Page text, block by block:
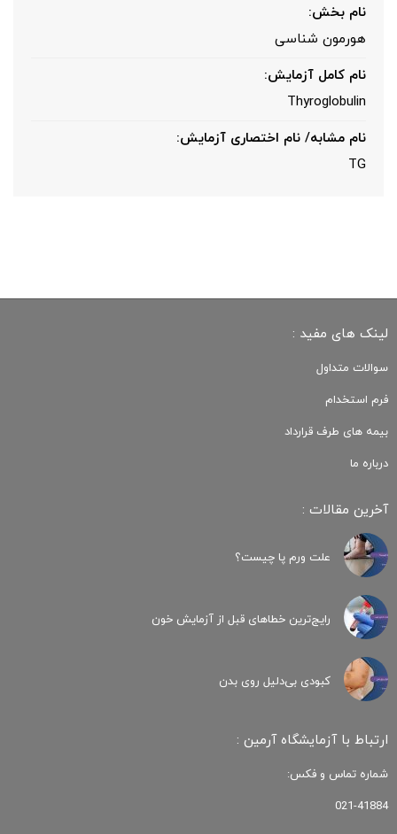
نام بخش:
هورمون‌ شناسی
نام کامل آزمایش:
Thyroglobulin
نام مشابه/ نام اختصاری آزمایش:
TG
لینک های مفید :
سوالات متداول
فرم استخدام
بیمه های طرف قرارداد
درباره ما
آخرین مقالات :
علت ورم پا چیست؟
رایج‌ترین خطاهای قبل از آزمایش خون
کبودی‌ بی‌دلیل روی بدن
ارتباط با آزمایشگاه آرمین :
شماره تماس و فکس:
021-41884